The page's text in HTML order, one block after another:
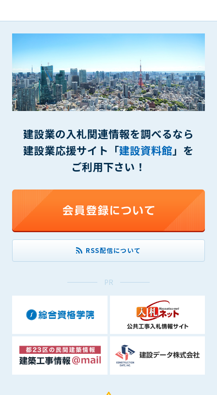
建設業の入札関連情報を調べるなら
建設業応援サイト「建設資料館」を
ご利用下さい！
RSS配信について
PR
を、営利を目的として第三者に転売し、または転売のため
に第三者に提供すること
第7条（登録内容の削除）
管理者は、会員が登録した内容が以下に該当する、またはその
恐れのあるものは、会員の承諾なく削除できるものとします。
(1) 登録されている情報が、第6条の定める禁止事項に該当する
と管理者が、判断した場合
(2) 建設資料館の運営および保守管理上、必要と判断した場合
(4) その他、管理者が不適当と判断した場合
第8条（サービスの変更・中止等）
管理者は、会員の承諾なく、本サービス内容の変更(新規追加、
廃止を含み)し、本サービスの運営を中止または廃止することが
被った損害について管理者は､一切の責任をも負わないものと
します。
第9条（会員の個人情報）
会員の氏名、住所、性別、年齢、メールアドレスその他本サー
ビスの提供に関連して管理者が知り得た会員の個人情報（以下
個人情報といいます）について、管理者は、以下の各号に該当
する場合を除き、第三者に開示または提供しないものとしま
(1) 会員が、自己の個人情報の開示に事前に同意している場合
(2) 個々の会員を特定できない統計的な処理をした形式で第三
者に提供する場合
(3) 第三者および管理者の権利、財産、安全等を保護するため
に必要であると管理者が判断した場合
(4) 法令等により開示を求められた場合
第10条（免責事項）
管理者は、会員が登録した内容が以下に該当する、またはその